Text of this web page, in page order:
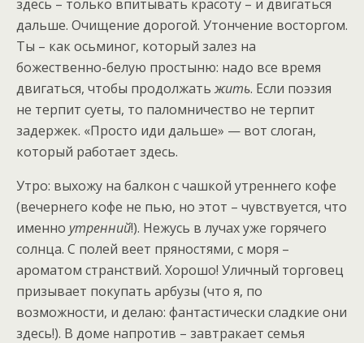
здесь – только впитывать красоту – и двигаться
дальше. Очищение дорогой. Утончение восторгом.
Ты – как осьминог, который залез на
божественно-белую простыню: надо все время
двигаться, чтобы продолжатьжить. Если поэзия
не терпит суеты, то паломничество не терпит
задержек. «Просто иди дальше» — вот слоган,
который работает здесь.
Утро: выхожу на балкон с чашкой утреннего кофе
(вечернего кофе не пью, но этот – чувствуется, что
именно утренний!). Нежусь в лучах уже горячего
солнца. С полей веет пряностями, с моря –
ароматом странствий. Хорошо! Уличный торговец
призывает покупать арбузы (что я, по
возможности, и делаю: фантастически сладкие они
здесь!). В доме напротив – завтракает семья